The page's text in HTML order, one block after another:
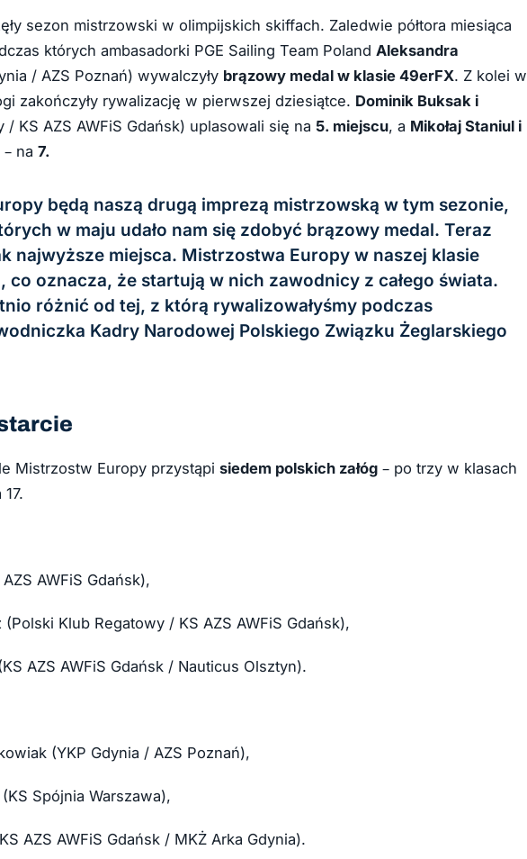
sezon mistrzowski w olimpijskich skiffach. Zaledwie półtora miesiąca
których ambasadorki PGE Sailing Team Poland Aleksandra
/ AZS Poznań) wywalczyły brązowy medal w klasie 49erFX. Z kolei w
zakończyły rywalizację w pierwszej dziesiątce. Dominik Buksak i
/ KS AZS AWFiS Gdańsk) uplasowali się na 5. miejscu, a Mikołaj Staniul i
na 7.
będą naszą drugą imprezą mistrzowską w tym sezonie,
w maju udało nam się zdobyć brązowy medal. Teraz
najwyższe miejsca. Mistrzostwa Europy w naszej klasie
oznacza, że startują w nich zawodnicy z całego świata.
różnić od tej, z którą rywalizowałyśmy podczas
Kadry Narodowej Polskiego Związku Żeglarskiego
Mistrzostw Europy przystąpi siedem polskich załóg – po trzy w klasach
AWFiS Gdańsk),
Klub Regatowy / KS AZS AWFiS Gdańsk),
AZS AWFiS Gdańsk / Nauticus Olsztyn).
(YKP Gdynia / AZS Poznań),
Spójnia Warszawa),
AZS AWFiS Gdańsk / MKŻ Arka Gdynia).